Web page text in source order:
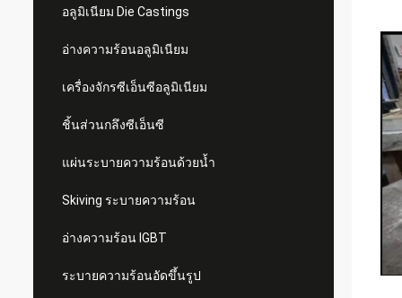
อลูมิเนียม Die Castings
อ่างความร้อนอลูมิเนียม
เครื่องจักรซีเอ็นซีอลูมิเนียม
ชิ้นส่วนกลึงซีเอ็นซี
แผ่นระบายความร้อนด้วยน้ำ
Skiving ระบายความร้อน
อ่างความร้อน IGBT
ระบายความร้อนอัดขึ้นรูป